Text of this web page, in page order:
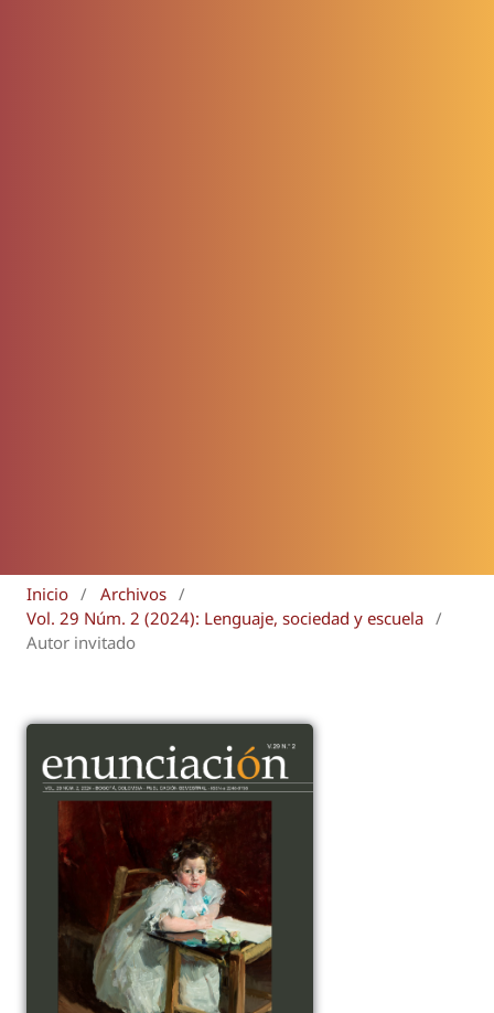
Inicio / Archivos /
Vol. 29 Núm. 2 (2024): Lenguaje, sociedad y escuela /
Autor invitado